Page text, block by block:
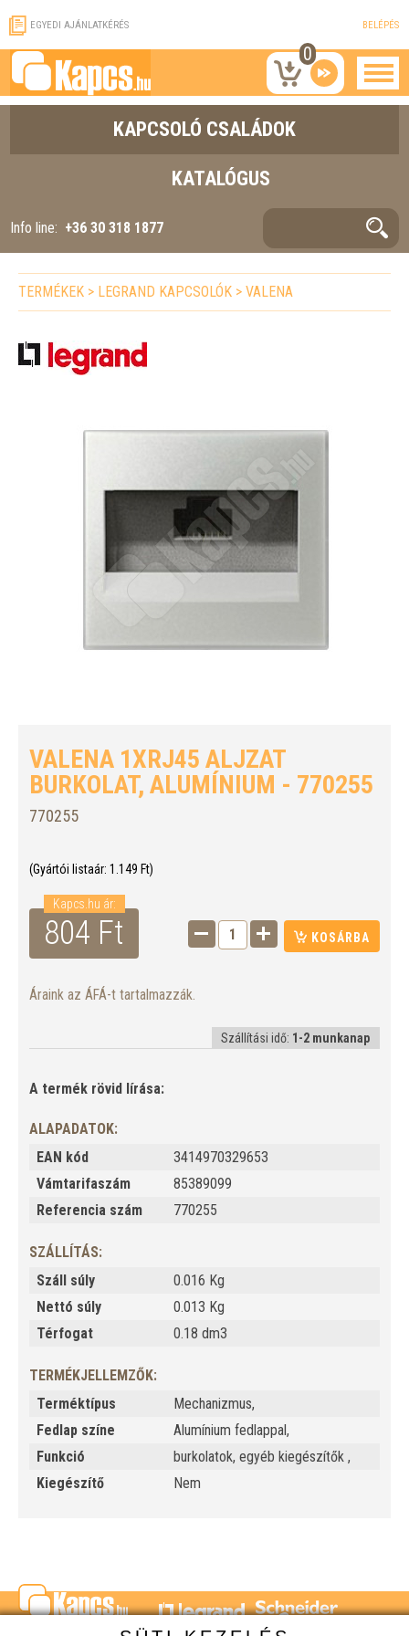
EGYEDI AJÁNLATKÉRÉS BELÉPÉS
0
KAPCSOLÓ CSALÁDOK
KATALÓGUS
Info line: +36 30 318 1877
TERMÉKEK > LEGRAND KAPCSOLÓK > VALENA
VALENA 1XRJ45 ALJZAT
BURKOLAT, ALUMÍNIUM - 770255
770255
(Gyártói listaár:1.149 Ft)
Kapcs.hu ár:
804 Ft KOSÁRBA
Áraink az ÁFÁ-t tartalmazzák.
Szállítási idő: 1-2 munkanap
A termék rövid lírása:
ALAPADATOK:
EAN kód
3414970329653
Vámtarifaszám
85389099
Referencia szám
770255
SZÁLLÍTÁS:
Száll súly
0.016 Kg
Nettó súly
0.013 Kg
Térfogat
0.18 dm3
TERMÉKJELLEMZŐK:
Terméktípus
Mechanizmus,
Fedlap színe
Alumínium fedlappal,
Funkció
burkolatok, egyéb kiegészítők ,
Kiegészítő
Nem